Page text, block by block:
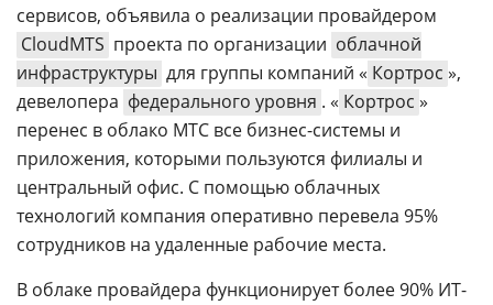
ТВ
Об
издании
Реклама
Вакансии
Контакты
Max
Telegram
Дзен
VK
Rutube
сервисов, объявила о реализации провайдером
CloudMTS проекта по организации облачной
инфраструктуры для группы компаний « Кортрос »,
девелопера федерального уровня . « Кортрос »
перенес в облако МТС все бизнес-системы и
приложения, которыми пользуются филиалы и
центральный офис. C помощью облачных
технологий компания оперативно перевела 95%
сотрудников на удаленные рабочие места.
В облаке провайдера функционирует более 90% ИТ-